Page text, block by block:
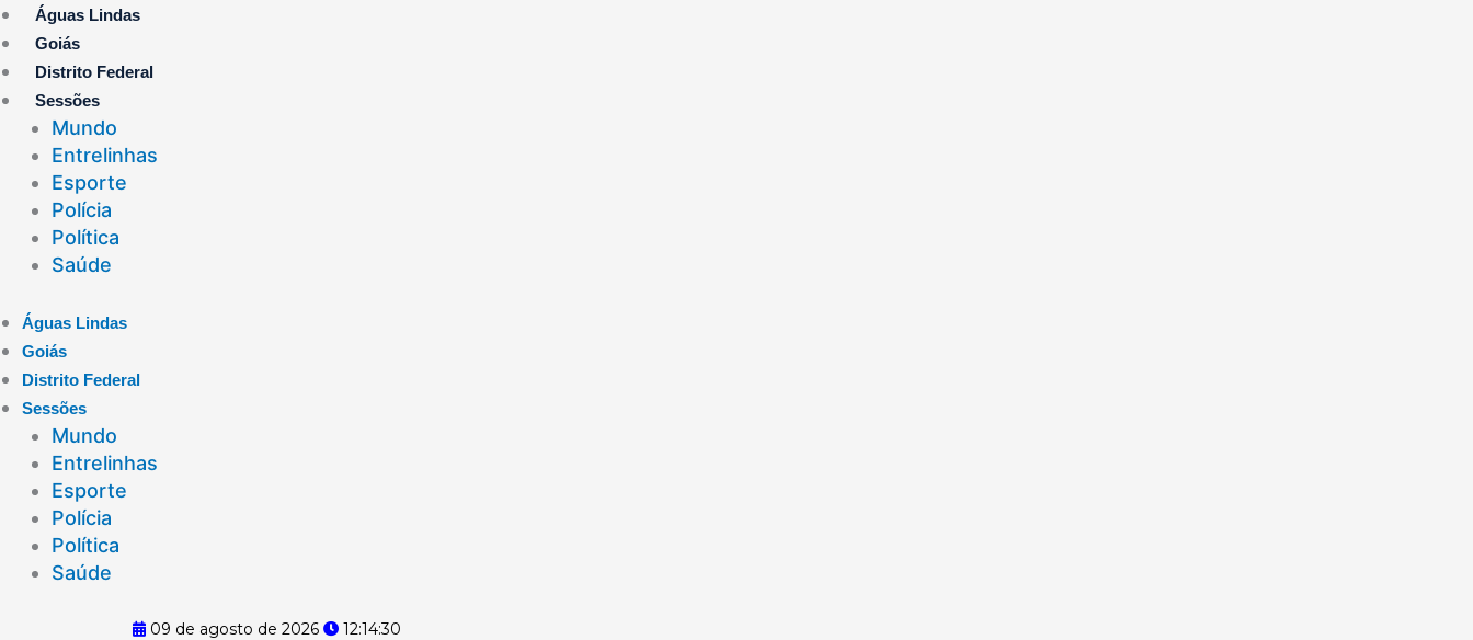
Ir
para
o
conteúdo
Águas Lindas
Goiás
Distrito Federal
Sessões
Mundo
Entrelinhas
Esporte
Polícia
Política
Saúde
Águas Lindas
Goiás
Distrito Federal
Sessões
Mundo
Entrelinhas
Esporte
Polícia
Política
Saúde
09 de agosto de 2026 12:14:31